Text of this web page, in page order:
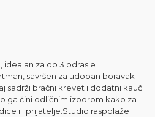
idealan za do 3 odrasle
savršen za udoban boravak
sadrži bračni krevet i dodatni kauč
ga čini odličnim izborom kako za
ili prijatelje.Studio raspolaže